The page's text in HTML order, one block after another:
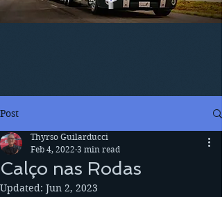
Post
Calço nas Rodas
Thyrso Guilarducci
Feb 4, 2022 3 min read
Updated: Jun 2, 2023